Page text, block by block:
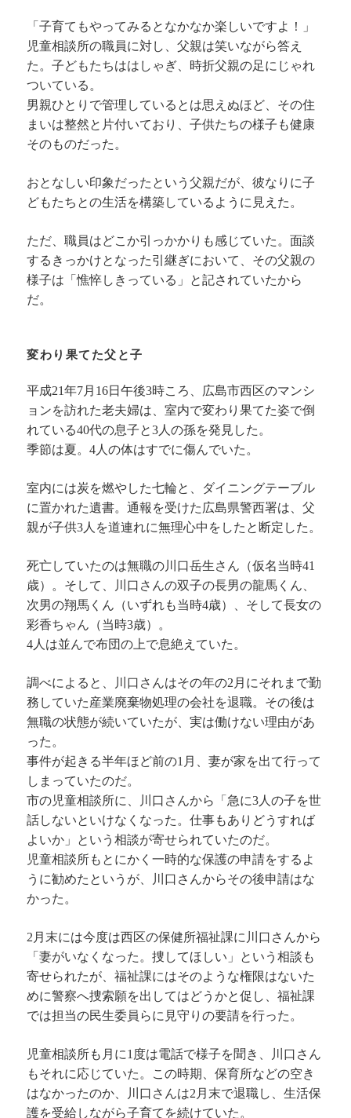
「子育てもやってみるとなかなか楽しいですよ！」
児童相談所の職員に対し、父親は笑いながら答え
た。子どもたちははしゃぎ、時折父親の足にじゃれ
ついている。
男親ひとりで管理しているとは思えぬほど、その住
まいは整然と片付いており、子供たちの様子も健康
そのものだった。
おとなしい印象だったという父親だが、彼なりに子
どもたちとの生活を構築しているように見えた。
ただ、職員はどこか引っかかりも感じていた。面談
するきっかけとなった引継ぎにおいて、その父親の
様子は「憔悴しきっている」と記されていたから
だ。
変わり果てた父と子
平成21年7月16日午後3時ころ、広島市西区のマンシ
ョンを訪れた老夫婦は、室内で変わり果てた姿で倒
れている40代の息子と3人の孫を発見した。
季節は夏。4人の体はすでに傷んでいた。
室内には炭を燃やした七輪と、ダイニングテーブル
に置かれた遺書。通報を受けた広島県警西署は、父
親が子供3人を道連れに無理心中をしたと断定した。
死亡していたのは無職の川口岳生さん（仮名当時41
歳）。そして、川口さんの双子の長男の龍馬くん、
次男の翔馬くん（いずれも当時4歳）、そして長女の
彩香ちゃん（当時3歳）。
4人は並んで布団の上で息絶えていた。
調べによると、川口さんはその年の2月にそれまで勤
務していた産業廃棄物処理の会社を退職。その後は
無職の状態が続いていたが、実は働けない理由があ
った。
事件が起きる半年ほど前の1月、妻が家を出て行って
しまっていたのだ。
市の児童相談所に、川口さんから「急に3人の子を世
話しないといけなくなった。仕事もありどうすれば
よいか」という相談が寄せられていたのだ。
児童相談所もとにかく一時的な保護の申請をするよ
うに勧めたというが、川口さんからその後申請はな
かった。
2月末には今度は西区の保健所福祉課に川口さんから
「妻がいなくなった。捜してほしい」という相談も
寄せられたが、福祉課にはそのような権限はないた
めに警察へ捜索願を出してはどうかと促し、福祉課
では担当の民生委員らに見守りの要請を行った。
児童相談所も月に1度は電話で様子を聞き、川口さん
もそれに応じていた。この時期、保育所などの空き
はなかったのか、川口さんは2月末で退職し、生活保
護を受給しながら子育てを続けていた。